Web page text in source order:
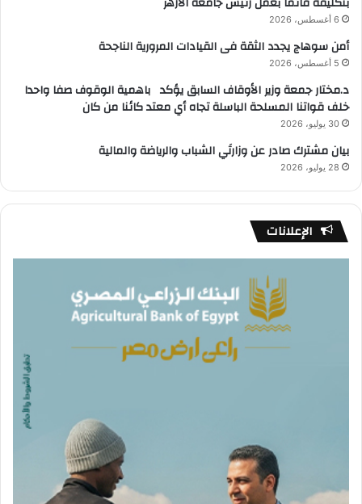
6 أغسطس، 2026
أمن سوهاج يجدد الثقة فى القيادات المرورية الناجحة
5 أغسطس، 2026
د.مختار جمعة وزير الأوقاف السابق يؤكد باهمية الوقوف صفا واحدا
خلف قواتنا المسلحة الباسلة تجاه أي معتد كائنا من كان
30 يوليو، 2026
بيان مشترك صادر عن وزارتَي الشباب والرياضة والمالية
28 يوليو، 2026
الإعلانات